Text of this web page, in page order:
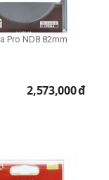
Pro ND8 82mm
2,573,000đ